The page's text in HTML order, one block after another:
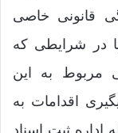
قانونی خاصی
در شرایطی که
مربوط به این
اقدامات به
اداره ثبت اسناد